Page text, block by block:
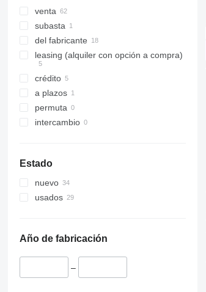
venta
subasta
del fabricante
leasing (alquiler con opción a compra)
crédito
a plazos
permuta
intercambio
Estado
nuevo
usados
Año de fabricación
–